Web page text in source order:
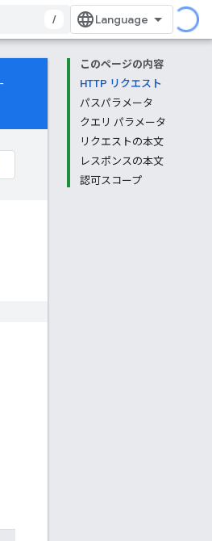
/
このページの内容
HTTP リクエスト
パスパラメータ
クエリ パラメータ
リクエストの本文
レスポンスの本文
認可スコープ